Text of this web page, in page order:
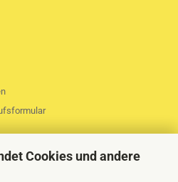
Cookies und andere